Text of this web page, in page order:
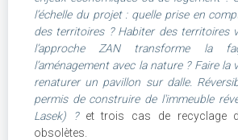
l’échelle du projet : quelle prise en
des territoires ? Habiter des territoires
l’approche ZAN transforme la
l’aménagement avec la nature ? Faire la
renaturer un pavillon sur dalle.
permis de construire de l'immeuble
Lasek) ?et trois cas de recyclage
obsolètes.